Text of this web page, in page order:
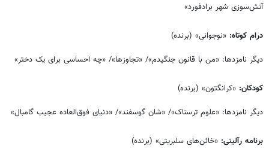
آتش‌سوزی شهر برادفورد»
درام کوتاه: «نوجوانی» (برنده)
دیگر نامزدها: «من با قانون جنگیدم»/ «تجاوزها»/ «چه احساسی برای یک دختر»
کودکان: «کرانگتون» (برنده)
دیگر نامزدها: «علوم ترسناک»/ «شان گوسفند»/ «دنیای فوق‌العاده عجیب گامبال»
برنامه رآلیتی: «خائن‌های سلبریتی» (برنده)